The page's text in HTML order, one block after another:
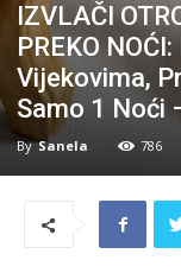
IZVLAČI
PREKO
Vijekovima,
Samo 1 Noći
By Sanela 786